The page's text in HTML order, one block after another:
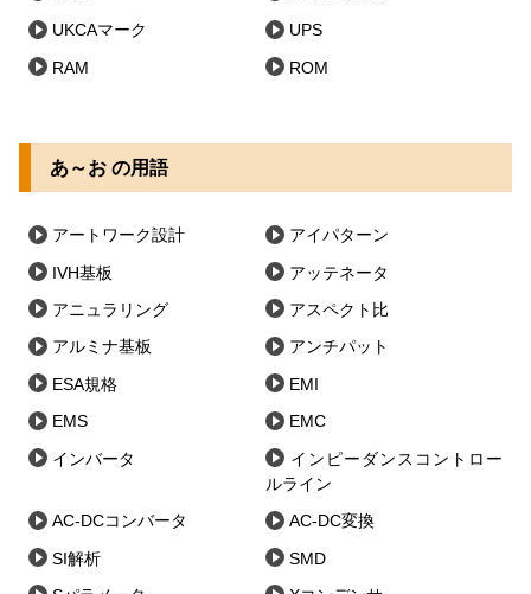
UKCAマーク UPS
RAM ROM
あ～お の用語
アートワーク設計 アイパターン
IVH基板 アッテネータ
アニュラリング アスペクト比
アルミナ基板 アンチパット
ESA規格 EMI
EMS EMC
インバータ
インピーダンスコントロー
ルライン
AC-DCコンバータ AC-DC変換
SI解析 SMD